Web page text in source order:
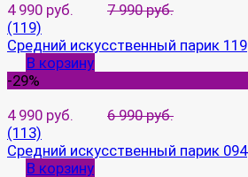
4 990 руб.
7 990 руб.
(119)
Средний искусственный парик 119
В корзину
-29%
4 990 руб.
6 990 руб.
(113)
Средний искусственный парик 094
В корзину